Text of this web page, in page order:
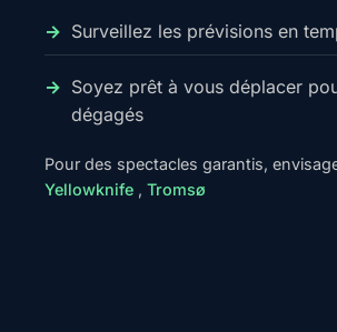
Surveillez les prévisions en
Soyez prêt à vous déplacer
dégagés
Pour des spectacles garantis,
Yellowknife , Tromsø